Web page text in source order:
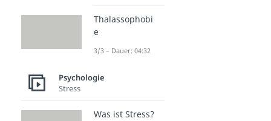
Thalassophobi
e
3/3 – Dauer: 04:32
Psychologie
Stress
Was ist Stress?